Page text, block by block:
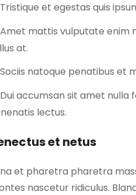
Tristique et egestas quis
Amet mattis vulputate enim
at.
Sociis natoque penatibus et
Dui accumsan sit amet nulla
lectus.
et netus
et pharetra pharetra
nascetur ridiculus.